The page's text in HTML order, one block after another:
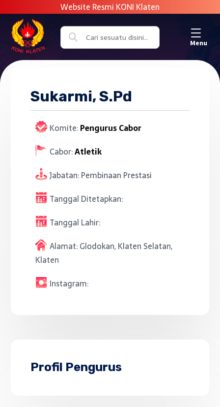
Menu
Sukarmi, S.Pd
Komite:Pengurus Cabor
Cabor:Atletik
Jabatan:Pembinaan Prestasi
Tanggal Ditetapkan:
Tanggal Lahir:
Alamat:Glodokan, Klaten Selatan,
Klaten
Instagram:
Profil Pengurus